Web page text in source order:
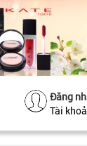
Đăng
Tài